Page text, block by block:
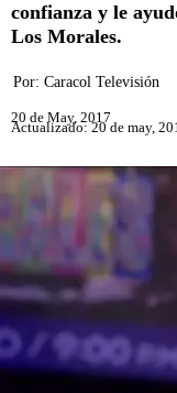
confianza y le
Los Morales.
Por: Caracol Televisión
20 de May, 2017
Actualizado: 20 de may,